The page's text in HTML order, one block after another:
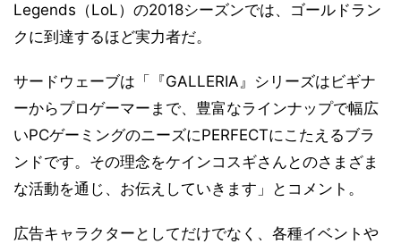
Legends（LoL）の2018シーズンでは、ゴールドラン
クに到達するほど実力者だ。
サードウェーブは「『GALLERIA』シリーズはビギナ
ーからプロゲーマーまで、豊富なラインナップで幅広
いPCゲーミングのニーズにPERFECTにこたえるブラ
ンドです。その理念をケインコスギさんとのさまざま
な活動を通じ、お伝えしていきます」とコメント。
広告キャラクターとしてだけでなく、各種イベントや